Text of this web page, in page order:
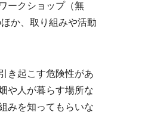
ークショップ（無
か、取り組みや活動
き起こす危険性があ
や人が暮らす場所な
みを知ってもらいな